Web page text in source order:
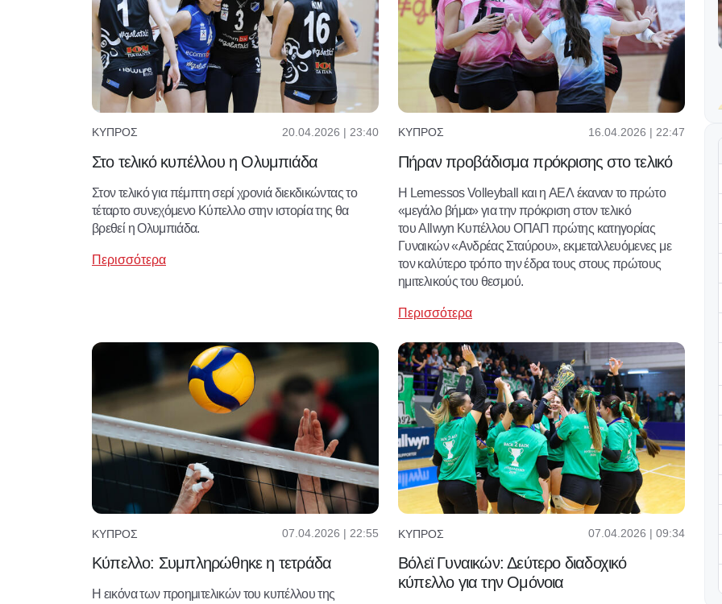
ΚΎΠΡΟΣ 20.04.2026 | 23:40
Στο τελικό κυπέλλου η Ολυμπιάδα
Στον τελικό για πέμπτη σερί χρονιά διεκδικώντας το
τέταρτο συνεχόμενο Κύπελλο στην ιστορία της θα
βρεθεί η Ολυμπιάδα.
Περισσότερα
ΚΎΠΡΟΣ 16.04.2026 | 22:47
Πήραν προβάδισμα πρόκρισης στο τελικό
Η Lemessos Volleyball και η ΑΕΛ έκαναν το πρώτο
«μεγάλο βήμα» για την πρόκριση στον τελικό
του Allwyn Κυπέλλου ΟΠΑΠ πρώτης κατηγορίας
Γυναικών «Ανδρέας Σταύρου», εκμεταλλευόμενες με
τον καλύτερο τρόπο την έδρα τους στους πρώτους
ημιτελικούς του θεσμού.
Περισσότερα
ΚΎΠΡΟΣ 07.04.2026 | 22:55
Κύπελλο: Συμπληρώθηκε η τετράδα
Η εικόνα των προημιτελικών του κυπέλλου της
ΚΎΠΡΟΣ 07.04.2026 | 09:34
Βόλεϊ Γυναικών: Δεύτερο διαδοχικό
κύπελλο για την Ομόνοια